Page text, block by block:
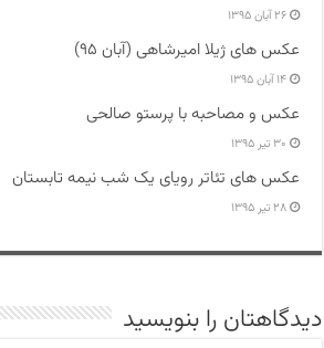
۲۶ آبان ۱۳۹۵
عکس های ژیلا امیرشاهی (آبان ۹۵)
۱۴ آبان ۱۳۹۵
عکس و مصاحبه با پرستو صالحی
۳۰ تیر ۱۳۹۵
عکس های تئاتر رویای یک شب نیمه تابستان
۲۸ تیر ۱۳۹۵
دیدگاهتان را بنویسید